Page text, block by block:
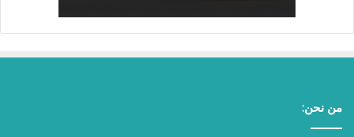
من نحن: